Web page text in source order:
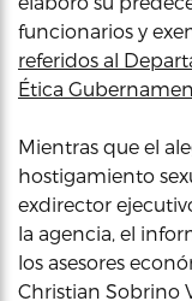
funcionarios y
referidos al
Ética
Mientras que el
hostigamiento
exdirector
la agencia, el
los asesores
Christian Sobrino